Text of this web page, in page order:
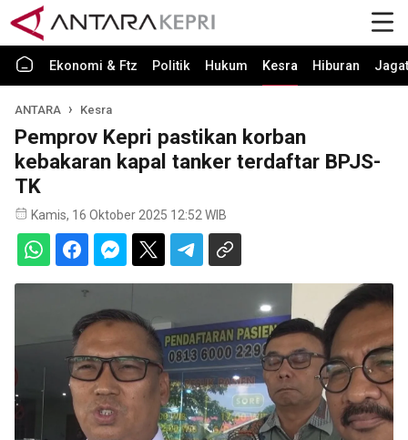
Ekonomi & Ftz Politik Hukum Kesra Hiburan Jagat
ANTARA Kesra
Pemprov Kepri pastikan korban
kebakaran kapal tanker terdaftar BPJS-
TK
Kamis, 16 Oktober 2025 12:52 WIB